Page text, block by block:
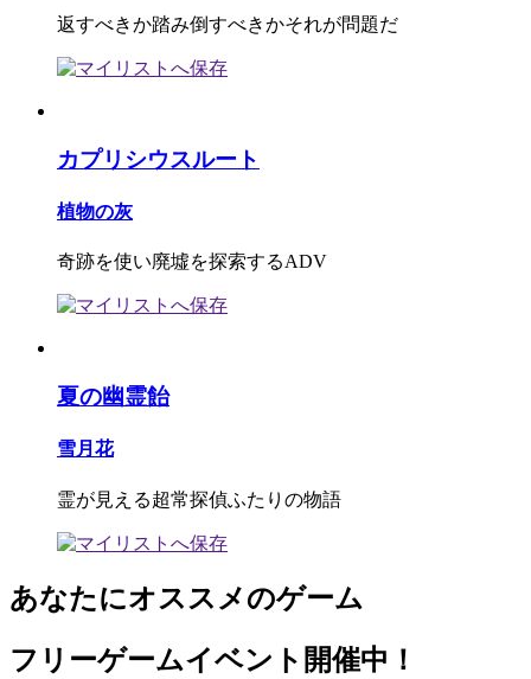
返すべきか踏み倒すべきかそれが問題だ
カプリシウスルート
植物の灰
奇跡を使い廃墟を探索するADV
夏の幽霊飴
雪月花
霊が見える超常探偵ふたりの物語
あなたにオススメのゲーム
フリーゲームイベント開催中！